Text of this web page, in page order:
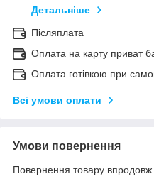
Детальніше
Післяплата
Оплата на карту приват
Оплата готівкою при
Всі умови оплати
Умови повернення
Повернення товару впродовж